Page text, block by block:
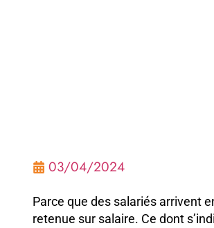
03/04/2024
Parce que des salariés arrivent
retenue sur salaire. Ce dont